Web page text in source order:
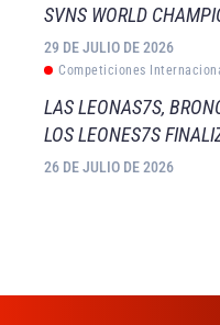
SVNS WORLD
29 DE JULIO DE 2026
Competiciones
LAS LEONAS7S,
LOS LEONES7S
26 DE JULIO DE 2026